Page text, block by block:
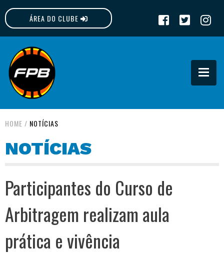
ÁREA DO CLUBE
FPB
HOME / NOTÍCIAS
NOTÍCIAS
Participantes do Curso de
Arbitragem realizam aula
prática e vivência